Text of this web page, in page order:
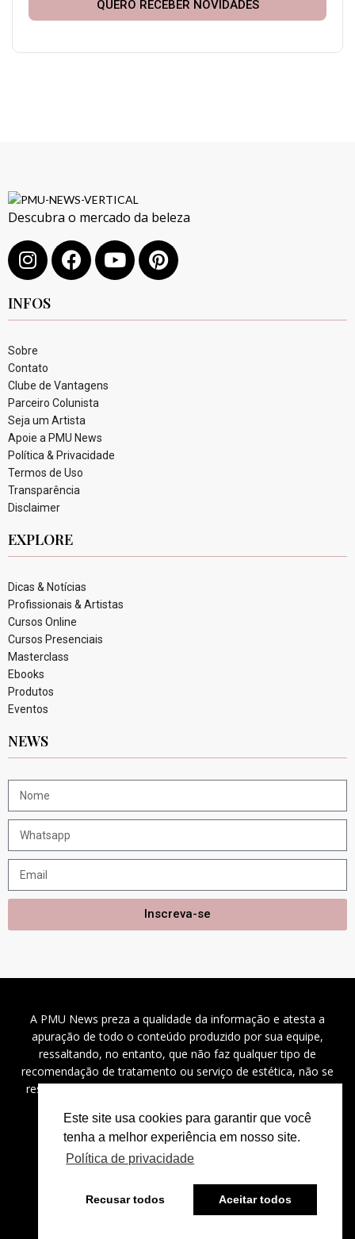
QUERO RECEBER NOVIDADES
Descubra o mercado da beleza
INFOS
Sobre
Contato
Clube de Vantagens
Parceiro Colunista
Seja um Artista
Apoie a PMU News
Política & Privacidade
Termos de Uso
Transparência
Disclaimer
EXPLORE
Dicas & Notícias
Profissionais & Artistas
Cursos Online
Cursos Presenciais
Masterclass
Ebooks
Produtos
Eventos
NEWS
Inscreva-se
A PMU News preza a qualidade da informação e atesta a
apuração de todo o conteúdo produzido por sua equipe,
ressaltando, no entanto, que não faz qualquer tipo de
recomendação de tratamento ou serviço de estética, não se
responsabilizando por problemas de saúde, danos a saúde
2024 ©PMU News– Todos os direitos reservados.
Bravíssimo
Este site usa cookies para garantir que você
tenha a melhor experiência em nosso site.
Política de privacidade
Recusar todos Aceitar todos